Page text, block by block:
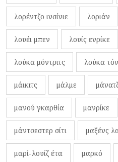
λορέντζο ινσίνιε λοριάν
λουέι μπεν λουίς ενρίκε
λούκα μόντριτς λούκα
μάικιτς μάλμε
μανού γκαρθία μανρίκε
μάντσεστερ σίτι μαξένς
μαρί-λουίζ έτα μαρκό